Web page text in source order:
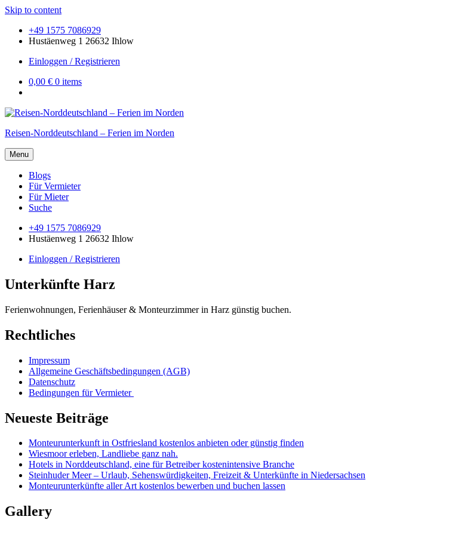
Skip to content
+49 1575 7086929
Hustäenweg 1 26632 Ihlow
Einloggen / Registrieren
0,00 € 0 items
Reisen-Norddeutschland – Ferien im Norden
Menu
Blogs
Für Vermieter
Für Mieter
Suche
+49 1575 7086929
Hustäenweg 1 26632 Ihlow
Einloggen / Registrieren
Unterkünfte Harz
Ferienwohnungen, Ferienhäuser & Monteurzimmer in Harz günstig buchen.
Rechtliches
Impressum
Allgemeine Geschäftsbedingungen (AGB)
Datenschutz
Bedingungen für Vermieter
Neueste Beiträge
Monteurunterkunft in Ostfriesland kostenlos anbieten oder günstig finden
Wiesmoor erleben, Landliebe ganz nah.
Hotels in Norddeutschland, eine für Betreiber kostenintensive Branche
Steinhuder Meer – Urlaub, Sehenswürdigkeiten, Freizeit & Unterkünfte in Niedersachsen
Monteurunterkünfte aller Art kostenlos bewerben und buchen lassen
Gallery